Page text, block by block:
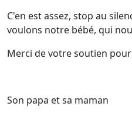
C'en est assez, stop au
voulons notre bébé, qui
Merci de votre soutien
Son papa et sa maman